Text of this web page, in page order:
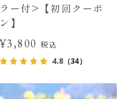
ラー付>【初回クーポ
ン】
¥3,800 税込
4.8 （34）